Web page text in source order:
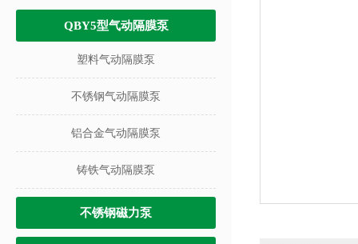
QBY5型气动隔膜泵
塑料气动隔膜泵
不锈钢气动隔膜泵
铝合金气动隔膜泵
铸铁气动隔膜泵
不锈钢磁力泵